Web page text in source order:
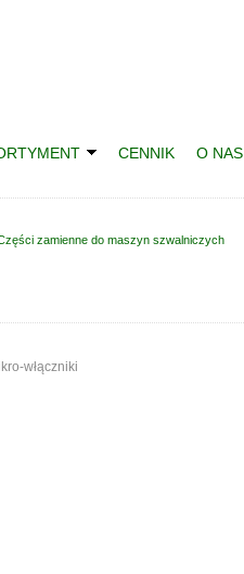
CENNIK O NAS
zamienne do maszyn szwalniczych
włączniki